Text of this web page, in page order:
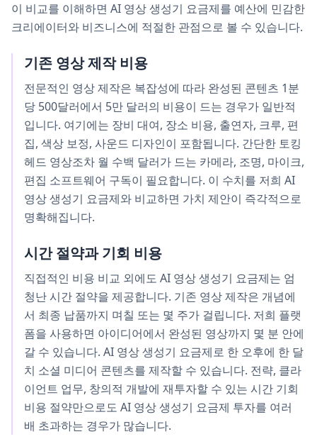
이 비교를 이해하면 AI 영상 생성기 요금제를 예산에 민감한
크리에이터와 비즈니스에 적절한 관점으로 볼 수 있습니다.
기존 영상 제작 비용
전문적인 영상 제작은 복잡성에 따라 완성된 콘텐츠 1분
당 500달러에서 5만 달러의 비용이 드는 경우가 일반적
입니다. 여기에는 장비 대여, 장소 비용, 출연자, 크루, 편
집, 색상 보정, 사운드 디자인이 포함됩니다. 간단한 토킹
헤드 영상조차 월 수백 달러가 드는 카메라, 조명, 마이크,
편집 소프트웨어 구독이 필요합니다. 이 수치를 저희 AI
영상 생성기 요금제와 비교하면 가치 제안이 즉각적으로
명확해집니다.
시간 절약과 기회 비용
직접적인 비용 비교 외에도 AI 영상 생성기 요금제는 엄
청난 시간 절약을 제공합니다. 기존 영상 제작은 개념에
서 최종 납품까지 며칠 또는 몇 주가 걸립니다. 저희 플랫
폼을 사용하면 아이디어에서 완성된 영상까지 몇 분 안에
갈 수 있습니다. AI 영상 생성기 요금제로 한 오후에 한 달
치 소셜 미디어 콘텐츠를 제작할 수 있습니다. 전략, 클라
이언트 업무, 창의적 개발에 재투자할 수 있는 시간 기회
비용 절약만으로도 AI 영상 생성기 요금제 투자를 여러
배 초과하는 경우가 많습니다.